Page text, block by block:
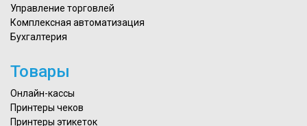
Управление торговлей
Комплексная автоматизация
Бухгалтерия
Товары
Онлайн-кассы
Принтеры чеков
Принтеры этикеток